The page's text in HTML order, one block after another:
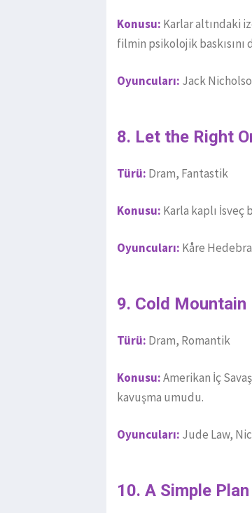
Konusu: Karlar altındaki
filmin psikolojik baskısını
Oyuncuları: Jack
8. Let the Right
Türü: Dram, Fantastik
Konusu: Karla kaplı İsveç
Oyuncuları: Kåre
9. Cold Mountain
Türü: Dram, Romantik
Konusu:Amerikan İç
kavuşma umudu.
Oyuncuları: Jude Law,
10. A Simple